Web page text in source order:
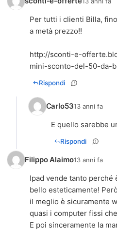
Per tutti i clienti Billa,
a metà prezzo!!
http://sconti-e-
mini-sconto-del-50-da-
Rispondi
Carlo5313 anni fa
E quello sarebbe
Rispondi
Filippo Alaimo13 anni fa
Ipad vende tanto
bello esteticamente!
il meglio è sicuramente
quasi i computer fissi
E poi sinceramente la